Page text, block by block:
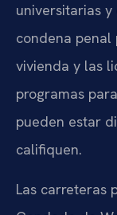
universitarias y
condena
vivienda y las
programas
pueden estar
califiquen.
Las carreteras